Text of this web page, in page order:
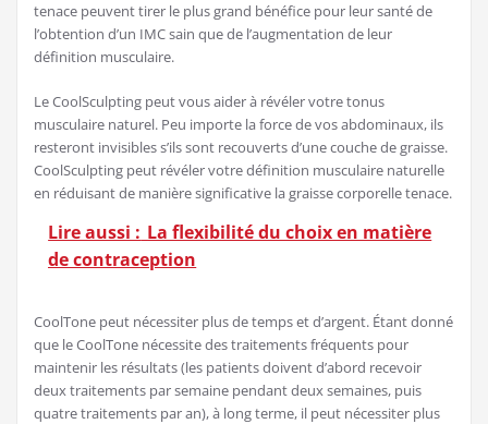
tenace peuvent tirer le plus grand bénéfice pour leur santé de
l’obtention d’un IMC sain que de l’augmentation de leur
définition musculaire.
Le CoolSculpting peut vous aider à révéler votre tonus
musculaire naturel. Peu importe la force de vos abdominaux, ils
resteront invisibles s’ils sont recouverts d’une couche de graisse.
CoolSculpting peut révéler votre définition musculaire naturelle
en réduisant de manière significative la graisse corporelle tenace.
Lire aussi : La flexibilité du choix en matière
de contraception
CoolTone peut nécessiter plus de temps et d’argent. Étant donné
que le CoolTone nécessite des traitements fréquents pour
maintenir les résultats (les patients doivent d’abord recevoir
deux traitements par semaine pendant deux semaines, puis
quatre traitements par an), à long terme, il peut nécessiter plus